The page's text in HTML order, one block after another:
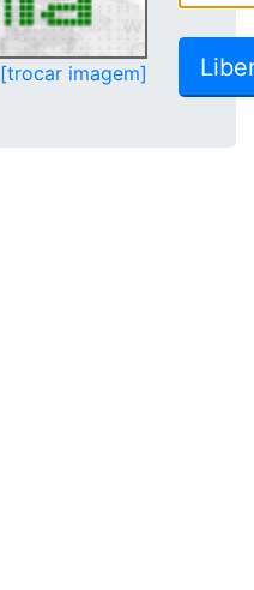
[trocar imagem]